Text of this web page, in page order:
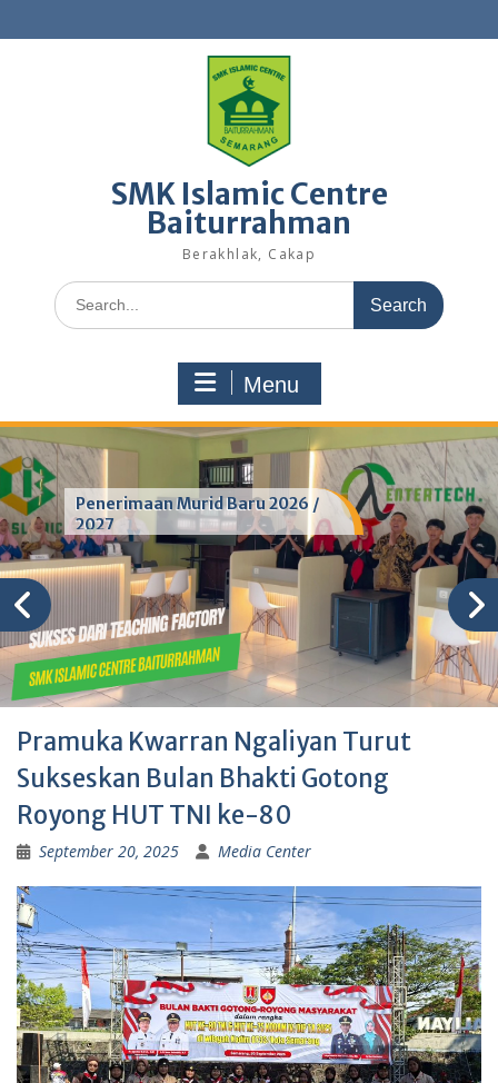
to
SMK Islamic Centre
Baiturrahman
Berakhlak, Cakap
Search
for:
Menu
Penerimaan Murid Baru 2026 /
2027
Pramuka Kwarran Ngaliyan Turut
Sukseskan Bulan Bhakti Gotong
Royong HUT TNI ke-80
September 20, 2025 Media Center